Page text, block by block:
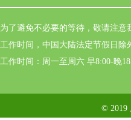
为了避免不必要的等待，敬请注意
工作时间，中国大陆法定节假日除
工作时间：周一至周六 早8:00-晚
© 2019